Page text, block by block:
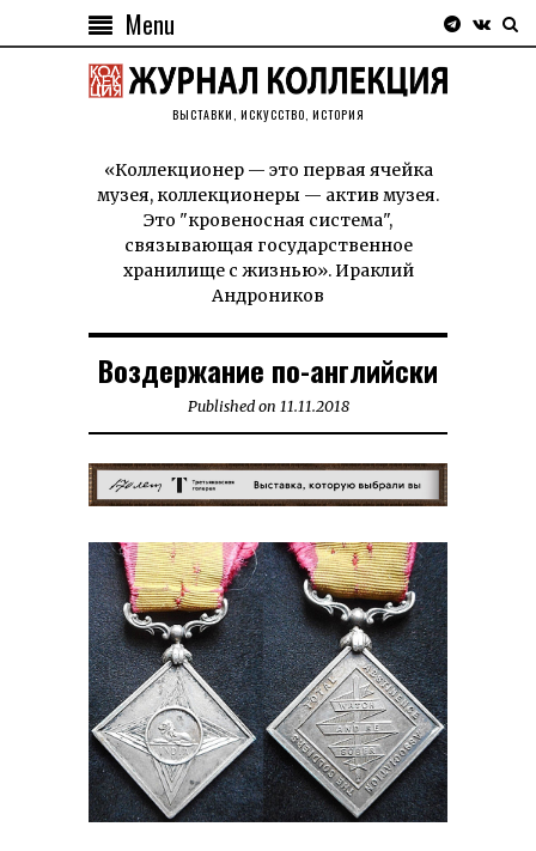
Menu
ВЫСТАВКИ, ИСКУССТВО, ИСТОРИЯ
«Коллекционер — это первая ячейка
музея, коллекционеры — актив музея.
Это "кровеносная система",
связывающая государственное
хранилище с жизнью». Ираклий
Андроников
Воздержание по-английски
Published on 11.11.201814.11.2018